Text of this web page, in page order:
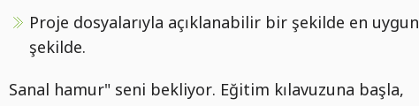
Proje dosyalarıyla açıklanabilir bir şekilde en uygun
şekilde.
Sanal hamur" seni bekliyor. Eğitim kılavuzuna başla,